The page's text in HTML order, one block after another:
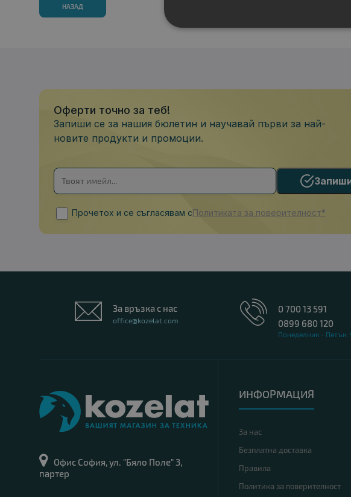
НАЗАД
Оферти точно за теб!
Запиши се за нашия бюлетин и научавай първи за най-
новите продукти и промоции.
Прочетох и се съгласявам сПолитиката за поверителност*
За връзка с нас
office@kozelat.com
0 700 13 591
0899 680 120
Понеделник - Петък:
Офис София, ул. "Бяло Поле" 3,
партер
ИНФОРМАЦИЯ
За нас
Безплатна доставка
Правила
Политика за поверителност